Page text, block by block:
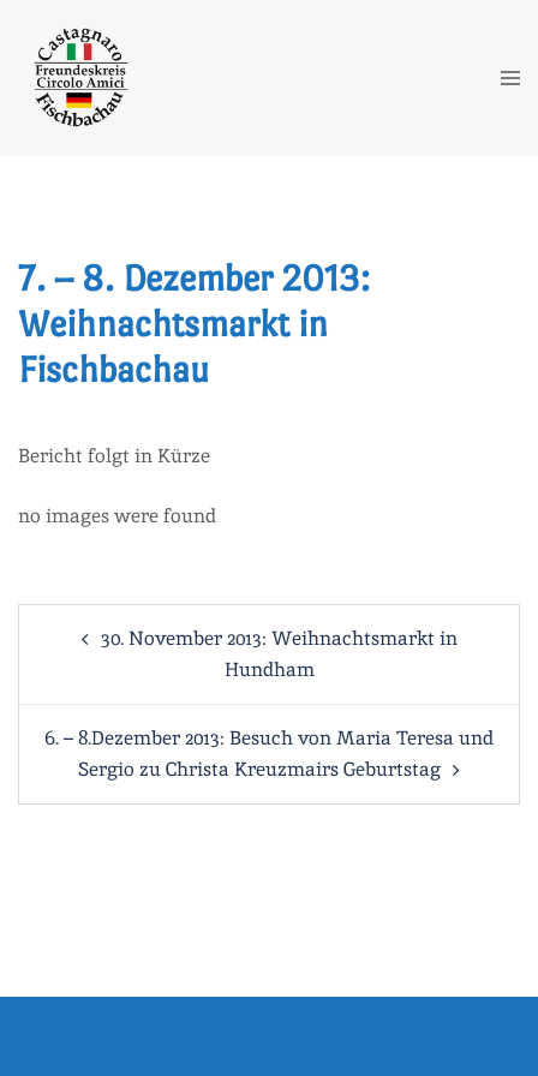
Inhalt
springen
7. – 8. Dezember 2013:
Weihnachtsmarkt in
Fischbachau
Bericht folgt in Kürze
no images were found
30. November 2013: Weihnachtsmarkt in
Hundham
6. – 8.Dezember 2013: Besuch von Maria Teresa und
Sergio zu Christa Kreuzmairs Geburtstag